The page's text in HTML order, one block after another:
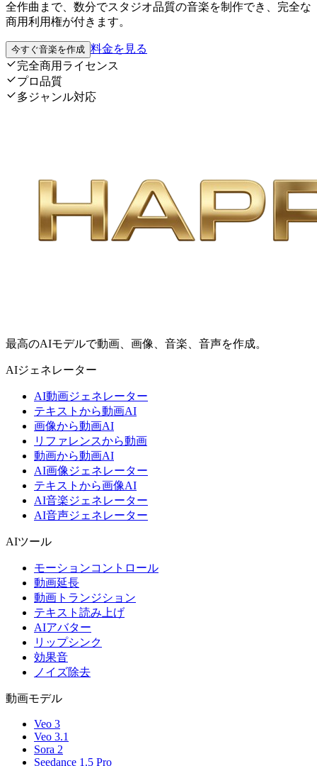
全作曲まで、数分でスタジオ品質の音楽を制作でき、完全な
商用利用権が付きます。
今すぐ音楽を作成 料金を見る
完全商用ライセンス
プロ品質
多ジャンル対応
最高のAIモデルで動画、画像、音楽、音声を作成。
AIジェネレーター
AI動画ジェネレーター
テキストから動画AI
画像から動画AI
リファレンスから動画
動画から動画AI
AI画像ジェネレーター
テキストから画像AI
AI音楽ジェネレーター
AI音声ジェネレーター
AIツール
モーションコントロール
動画延長
動画トランジション
テキスト読み上げ
AIアバター
リップシンク
効果音
ノイズ除去
動画モデル
Veo 3
Veo 3.1
Sora 2
Seedance 1.5 Pro